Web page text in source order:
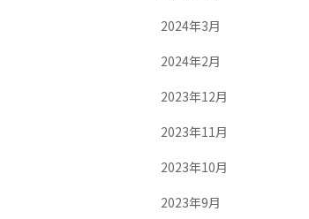
2024年3月
2024年2月
2023年12月
2023年11月
2023年10月
2023年9月